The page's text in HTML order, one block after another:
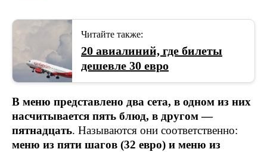
Читайте также:
20 авиалиний, где билеты
дешевле 30 евро
В меню представлено два сета, в одном из них
насчитывается пять блюд, в другом —
пятнадцать. Называются они соответственно:
меню из пяти шагов (32 евро) и меню из